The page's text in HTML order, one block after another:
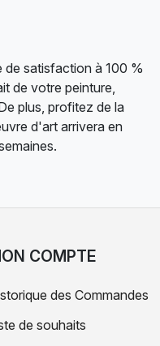
satisfaction à 100 %
de votre peinture,
plus, profitez de la
d'art arrivera en
COMPTE
des Commandes
de souhaits